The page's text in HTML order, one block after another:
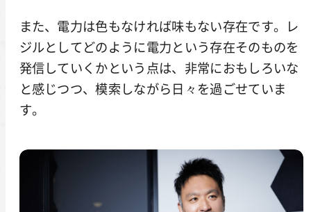
また、電力は色もなければ味もない存在です。レ
ジルとしてどのように電力という存在そのものを
発信していくかという点は、非常におもしろいな
と感じつつ、模索しながら日々を過ごせていま
す。